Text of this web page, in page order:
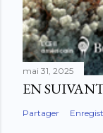
mai 31, 2025
EN
Partager